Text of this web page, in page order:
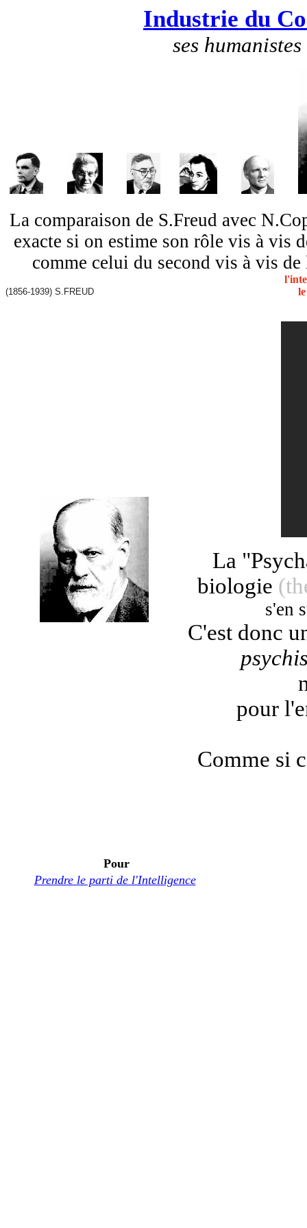
Industrie du
ses humanistes
La comparaison de S.Freud avec
exacte si on estime son rôle vis à vis
comme celui du second vis à vis de
(1856-1939) S.FREUD
La
biologie
s'en
C'est donc
pour
Comme si
Pour
Prendre le parti de l'Intelligence